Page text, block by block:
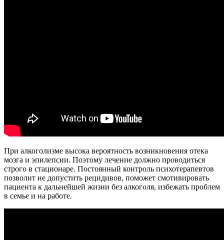
При алкоголизме высока вероятность возникновения отека
мозга и эпилепсии. Поэтому лечение должно проводиться
строго в стационаре. Постоянный контроль психотерапевтов
позволит не допустить рецидивов, поможет смотивировать
пациента к дальнейшей жизни без алкоголя, избежать проблем
в семье и на работе.